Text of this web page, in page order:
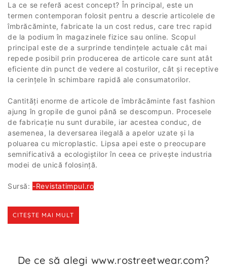
La ce se referă acest concept? În principal, este un
termen contemporan folosit pentru a descrie articolele de
îmbrăcăminte, fabricate la un cost redus, care trec rapid
de la podium în magazinele fizice sau online. Scopul
principal este de a surprinde tendințele actuale cât mai
repede posibil prin producerea de articole care sunt atât
eficiente din punct de vedere al costurilor, cât și receptive
la cerințele în schimbare rapidă ale consumatorilor.
Cantități enorme de articole de îmbrăcăminte fast fashion
ajung în gropile de gunoi până se descompun. Procesele
de fabricație nu sunt durabile, iar acestea conduc, de
asemenea, la deversarea ilegală a apelor uzate și la
poluarea cu microplastic. Lipsa apei este o preocupare
semnificativă a ecologiștilor în ceea ce privește industria
modei de unică folosință.
Sursă: -Revistatimpul.ro
CITEŞTE MAI MULT
De ce să alegi www.rostreetwear.com?